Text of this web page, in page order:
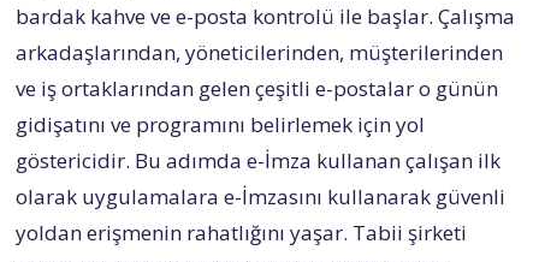
bardak kahve ve e-posta kontrolü ile başlar. Çalışma
arkadaşlarından, yöneticilerinden, müşterilerinden
ve iş ortaklarından gelen çeşitli e-postalar o günün
gidişatını ve programını belirlemek için yol
göstericidir. Bu adımda e-İmza kullanan çalışan ilk
olarak uygulamalara e-İmzasını kullanarak güvenli
yoldan erişmenin rahatlığını yaşar. Tabii şirketi